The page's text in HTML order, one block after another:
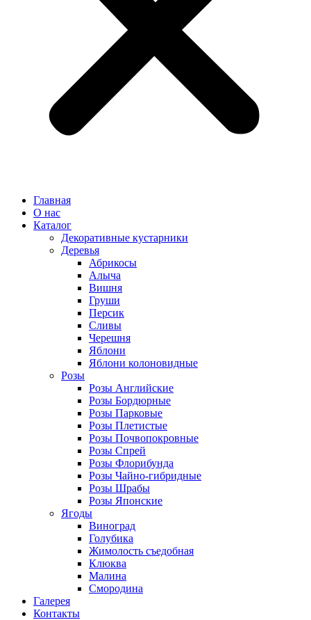
Главная
О нас
Каталог
Декоративные кустарники
Деревья
Абрикосы
Алыча
Вишня
Груши
Персик
Сливы
Черешня
Яблони
Яблони колоновидные
Розы
Розы Английские
Розы Бордюрные
Розы Парковые
Розы Плетистые
Розы Почвопокровные
Розы Спрей
Розы Флорибунда
Розы Чайно-гибридные
Розы Шрабы
Розы Японские
Ягоды
Виноград
Голубика
Жимолость съедобная
Клюква
Малина
Смородина
Галерея
Контакты